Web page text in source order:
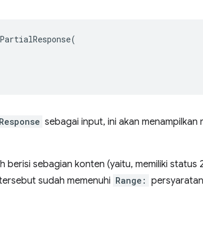
(
Response sebagai input, ini akan menampilkan
berisi sebagian konten (yaitu, memiliki status
sudah memenuhi Range: